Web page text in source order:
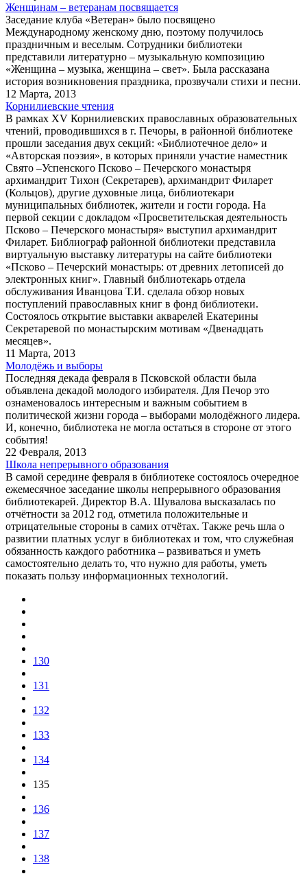
Женщинам – ветеранам посвящается
Заседание клуба «Ветеран» было посвящено
Международному женскому дню, поэтому получилось
праздничным и веселым. Сотрудники библиотеки
представили литературно – музыкальную композицию
«Женщина – музыка, женщина – свет». Была рассказана
история возникновения праздника, прозвучали стихи и песни.
12 Марта, 2013
Корнилиевские чтения
В рамках ХV Корнилиевских православных образовательных
чтений, проводившихся в г. Печоры, в районной библиотеке
прошли заседания двух секций: «Библиотечное дело» и
«Авторская поэзия», в которых приняли участие наместник
Свято –Успенского Псково – Печерского монастыря
архимандрит Тихон (Секретарев), архимандрит Филарет
(Кольцов), другие духовные лица, библиотекари
муниципальных библиотек, жители и гости города. На
первой секции с докладом «Просветительская деятельность
Псково – Печерского монастыря» выступил архимандрит
Филарет. Библиограф районной библиотеки представила
виртуальную выставку литературы на сайте библиотеки
«Псково – Печерский монастырь: от древних летописей до
электронных книг». Главный библиотекарь отдела
обслуживания Иванцова Т.И. сделала обзор новых
поступлений православных книг в фонд библиотеки.
Состоялось открытие выставки акварелей Екатерины
Секретаревой по монастырским мотивам «Двенадцать
месяцев».
11 Марта, 2013
Молодёжь и выборы
Последняя декада февраля в Псковской области была
объявлена декадой молодого избирателя. Для Печор это
ознаменовалось интересным и важным событием в
политической жизни города – выборами молодёжного лидера.
И, конечно, библиотека не могла остаться в стороне от этого
события!
22 Февраля, 2013
Школа непрерывного образования
В самой середине февраля в библиотеке состоялось очередное
ежемесячное заседание школы непрерывного образования
библиотекарей. Директор В.А. Шувалова высказалась по
отчётности за 2012 год, отметила положительные и
отрицательные стороны в самих отчётах. Также речь шла о
развитии платных услуг в библиотеках и том, что служебная
обязанность каждого работника – развиваться и уметь
самостоятельно делать то, что нужно для работы, уметь
показать пользу информационных технологий.
130
131
132
133
134
135
136
137
138